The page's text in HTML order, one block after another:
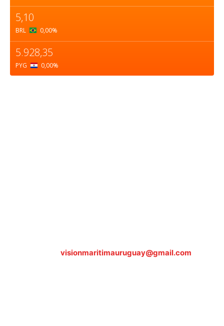
5,10
BRL 0,00%
5.928,35
PYG 0,00%
visionmaritimauruguay@gmail.com